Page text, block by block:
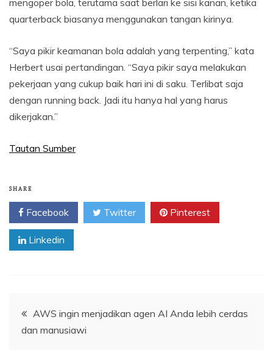
mengoper bola, terutama saat berlari ke sisi kanan, ketika
quarterback biasanya menggunakan tangan kirinya.
“Saya pikir keamanan bola adalah yang terpenting,” kata
Herbert usai pertandingan. “Saya pikir saya melakukan
pekerjaan yang cukup baik hari ini di saku. Terlibat saja
dengan running back. Jadi itu hanya hal yang harus
dikerjakan.”
Tautan Sumber
SHARE
Facebook Twitter Pinterest
Linkedin
Navigasi
AWS ingin menjadikan agen AI Anda lebih cerdas
dan manusiawi